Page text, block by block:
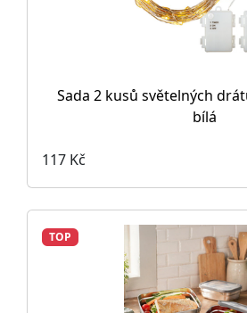
Sada 2 kusů světelných
bílá
117 Kč
TOP